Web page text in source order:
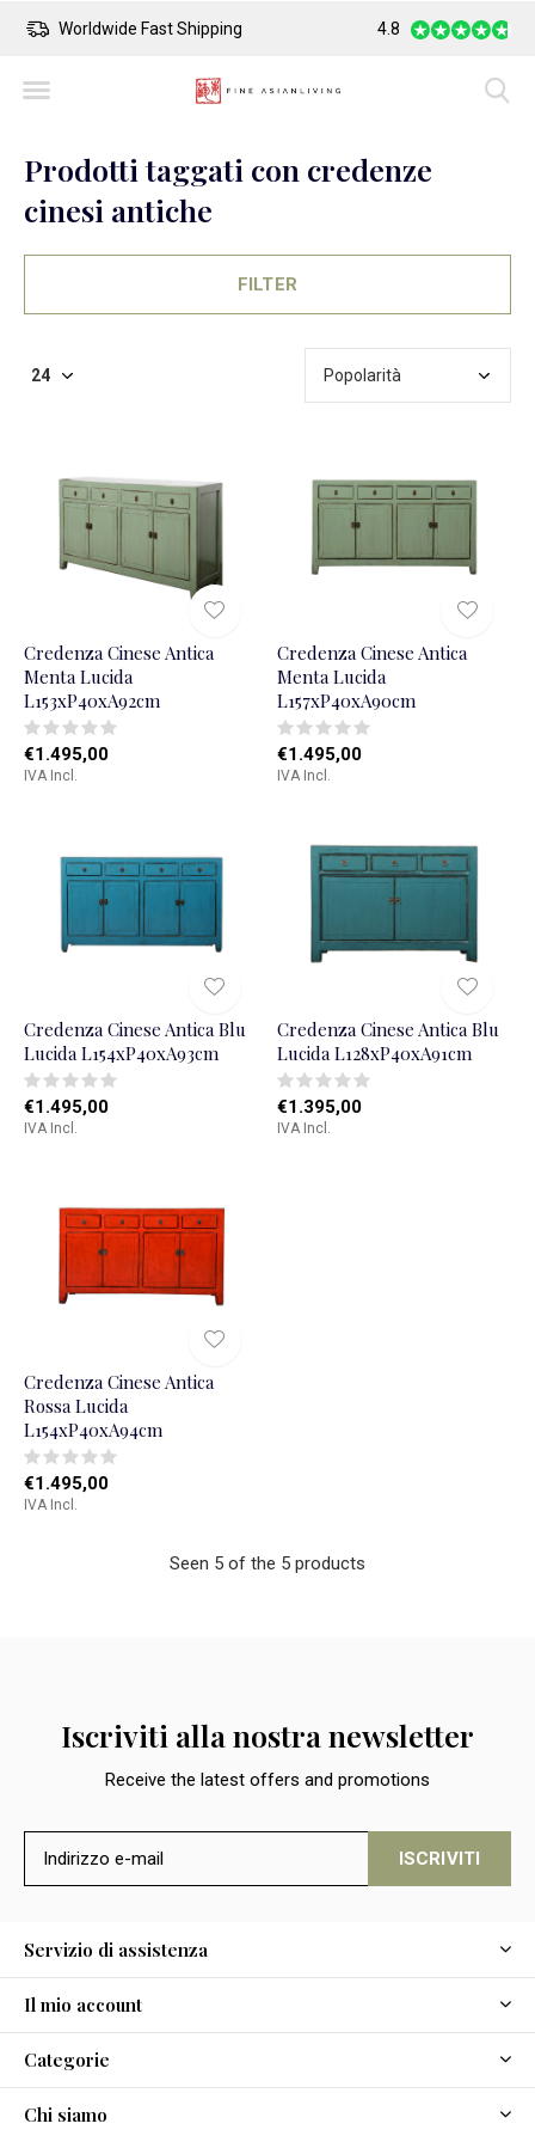
Worldwide Fast Shipping Safe Payment
4.8
Prodotti taggati con credenze
cinesi antiche
FILTER
Credenza Cinese Antica
Menta Lucida
L153xP40xA92cm
€1.495,00
IVA Incl.
Credenza Cinese Antica
Menta Lucida
L157xP40xA90cm
€1.495,00
IVA Incl.
Credenza Cinese Antica Blu
Lucida L154xP40xA93cm
€1.495,00
IVA Incl.
Credenza Cinese Antica Blu
Lucida L128xP40xA91cm
€1.395,00
IVA Incl.
Credenza Cinese Antica
Rossa Lucida
L154xP40xA94cm
€1.495,00
IVA Incl.
Seen 5 of the 5 products
Iscriviti alla nostra newsletter
Receive the latest offers and promotions
ISCRIVITI
Servizio di assistenza
Il mio account
Categorie
Chi siamo